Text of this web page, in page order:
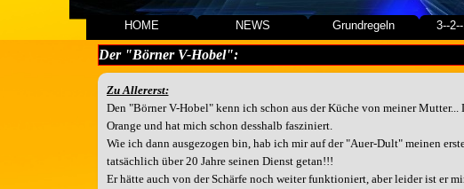
HOME NEWS Grundregeln 3--
Der "Börner V-Hobel":
Zu Allererst:
Den "Börner V-Hobel" kenn ich schon aus der Küche von meiner Mutter...
Orange und hat mich schon desshalb fasziniert.
Wie ich dann ausgezogen bin, hab ich mir auf der "Auer-Dult" meinen
tatsächlich über 20 Jahre seinen Dienst getan!!!
Er hätte auch von der Schärfe noch weiter funktioniert, aber leider ist er